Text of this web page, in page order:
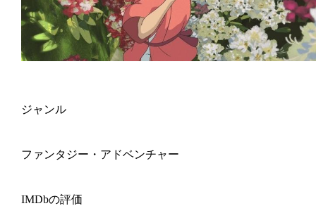
ジャンル
ファンタジー・アドベンチャー
IMDbの評価